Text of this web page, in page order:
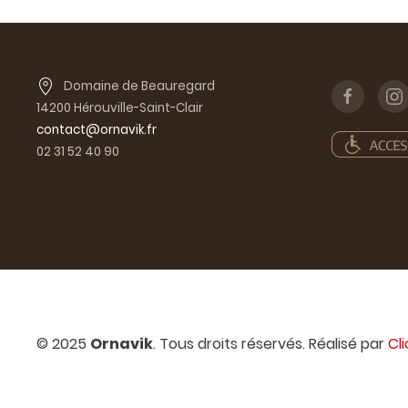
Domaine de Beauregard
14200 Hérouville-Saint-Clair
contact@ornavik.fr
02 31 52 40 90
© 2025 Ornavik. Tous droits réservés. Réalisé par